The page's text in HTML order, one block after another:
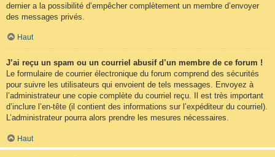
dernier a la possibilité d’empêcher complètement un membre d’envoyer
des messages privés.
Haut
J’ai reçu un spam ou un courriel abusif d’un membre de ce forum !
Le formulaire de courrier électronique du forum comprend des sécurités
pour suivre les utilisateurs qui envoient de tels messages. Envoyez à
l’administrateur une copie complète du courriel reçu. Il est très important
d’inclure l’en-tête (il contient des informations sur l’expéditeur du courriel).
L’administrateur pourra alors prendre les mesures nécessaires.
Haut